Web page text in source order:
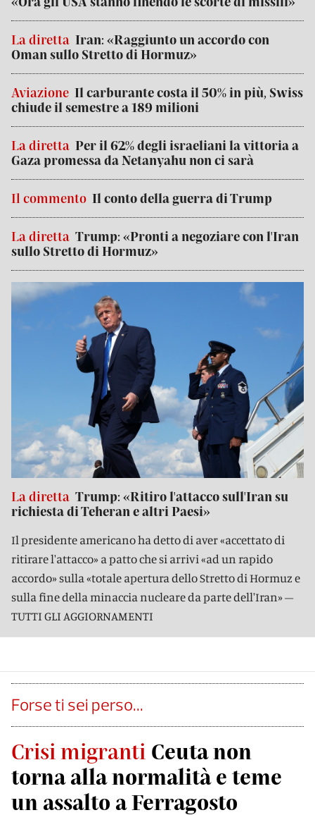
La diretta Iran: «Raggiunto un accordo con
Oman sullo Stretto di Hormuz»
Aviazione Il carburante costa il 50% in più, Swiss
chiude il semestre a 189 milioni
La diretta Per il 62% degli israeliani la vittoria a
Gaza promessa da Netanyahu non ci sarà
Il commento Il conto della guerra di Trump
La diretta Trump: «Pronti a negoziare con l'Iran
sullo Stretto di Hormuz»
La diretta Trump: «Ritiro l'attacco sull'Iran su
richiesta di Teheran e altri Paesi»
Il presidente americano ha detto di aver «accettato di
ritirare l'attacco» a patto che si arrivi «ad un rapido
accordo» sulla «totale apertura dello Stretto di Hormuz e
sulla fine della minaccia nucleare da parte dell'Iran» –
TUTTI GLI AGGIORNAMENTI
Forse ti sei perso...
Crisi migranti Ceuta non
torna alla normalità e teme
un assalto a Ferragosto